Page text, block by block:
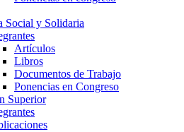
Social y Solidaria
Artículos
Libros
Documentos de Trabajo
Ponencias en Congreso
Superior